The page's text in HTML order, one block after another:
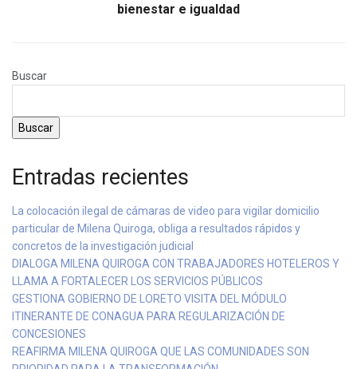
bienestar e igualdad
Buscar
Buscar
Entradas recientes
La colocación ilegal de cámaras de video para vigilar domicilio
particular de Milena Quiroga, obliga a resultados rápidos y
concretos de la investigación judicial
DIALOGA MILENA QUIROGA CON TRABAJADORES HOTELEROS Y
LLAMA A FORTALECER LOS SERVICIOS PÚBLICOS
GESTIONA GOBIERNO DE LORETO VISITA DEL MÓDULO
ITINERANTE DE CONAGUA PARA REGULARIZACIÓN DE
CONCESIONES
REAFIRMA MILENA QUIROGA QUE LAS COMUNIDADES SON